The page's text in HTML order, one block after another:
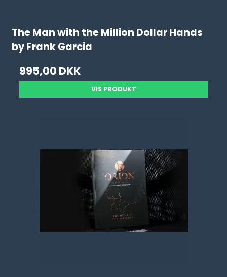
The Man with the Million Dollar Hands
by Frank Garcia
995,00 DKK
VIS PRODUKT